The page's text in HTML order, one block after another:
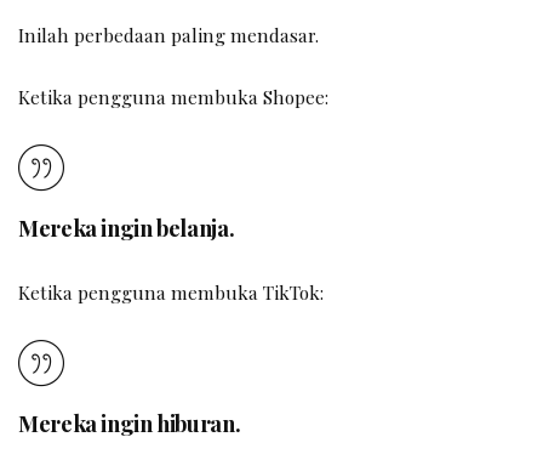
Inilah perbedaan paling mendasar.
Ketika pengguna membuka Shopee:
Mereka ingin belanja.
Ketika pengguna membuka TikTok:
Mereka ingin hiburan.